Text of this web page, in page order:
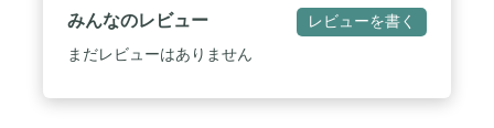
い。
みんなのレビュー レビューを書く
まだレビューはありません